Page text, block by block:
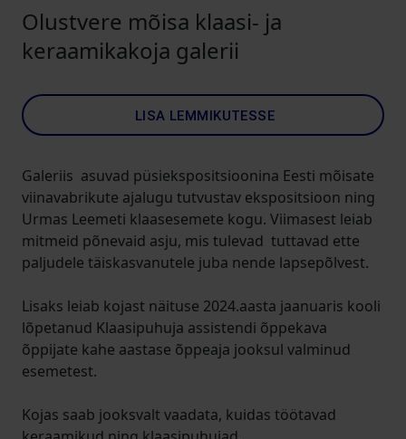
Olustvere mõisa klaasi- ja
keraamikakoja galerii
LISA LEMMIKUTESSE
Galeriis asuvad püsiekspositsioonina Eesti mõisate
viinavabrikute ajalugu tutvustav ekspositsioon ning
Urmas Leemeti klaasesemete kogu. Viimasest leiab
mitmeid põnevaid asju, mis tulevad tuttavad ette
paljudele täiskasvanutele juba nende lapsepõlvest.
Lisaks leiab kojast näituse 2024.aasta jaanuaris kooli
lõpetanud Klaasipuhuja assistendi õppekava
õppijate kahe aastase õppeaja jooksul valminud
esemetest.
Kojas saab jooksvalt vaadata, kuidas töötavad